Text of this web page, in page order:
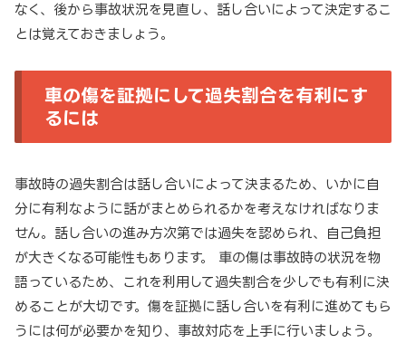
なく、後から事故状況を見直し、話し合いによって決定するこ
とは覚えておきましょう。
車の傷を証拠にして過失割合を有利にす
るには
事故時の過失割合は話し合いによって決まるため、いかに自
分に有利なように話がまとめられるかを考えなければなりま
せん。話し合いの進み方次第では過失を認められ、自己負担
が大きくなる可能性もあります。 車の傷は事故時の状況を物
語っているため、これを利用して過失割合を少しでも有利に決
めることが大切です。傷を証拠に話し合いを有利に進めてもら
うには何が必要かを知り、事故対応を上手に行いましょう。